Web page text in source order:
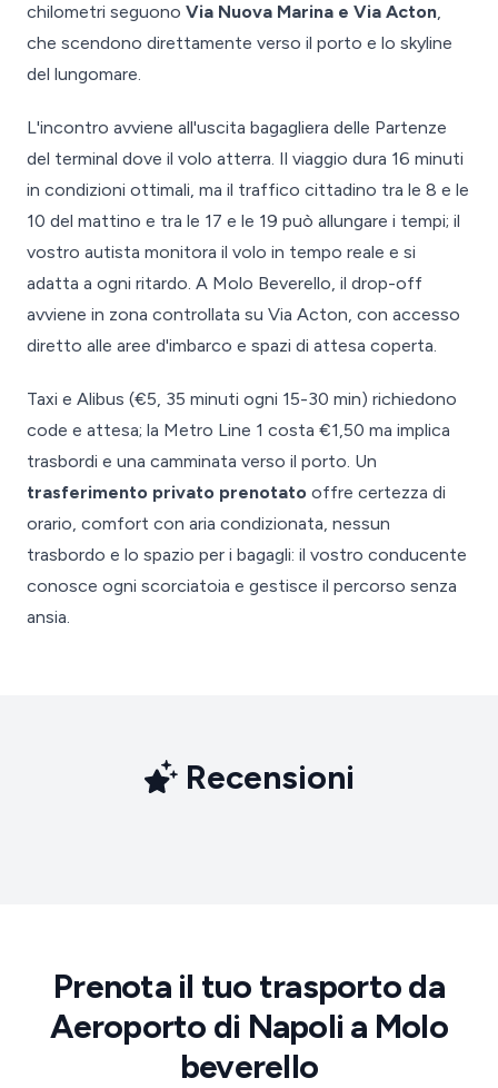
chilometri seguono Via Nuova Marina e Via Acton,
che scendono direttamente verso il porto e lo skyline
del lungomare.
L'incontro avviene all'uscita bagagliera delle Partenze
del terminal dove il volo atterra. Il viaggio dura 16 minuti
in condizioni ottimali, ma il traffico cittadino tra le 8 e le
10 del mattino e tra le 17 e le 19 può allungare i tempi; il
vostro autista monitora il volo in tempo reale e si
adatta a ogni ritardo. A Molo Beverello, il drop-off
avviene in zona controllata su Via Acton, con accesso
diretto alle aree d'imbarco e spazi di attesa coperta.
Taxi e Alibus (€5, 35 minuti ogni 15-30 min) richiedono
code e attesa; la Metro Line 1 costa €1,50 ma implica
trasbordi e una camminata verso il porto. Un
trasferimento privato prenotato offre certezza di
orario, comfort con aria condizionata, nessun
trasbordo e lo spazio per i bagagli: il vostro conducente
conosce ogni scorciatoia e gestisce il percorso senza
ansia.
Recensioni
Prenota il tuo trasporto da
Aeroporto di Napoli a Molo
beverello